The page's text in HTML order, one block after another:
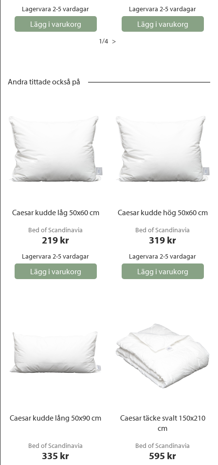
Lagervara 2-5 vardagar
Lägg i varukorg
Lagervara 2-5 vardagar
Lägg i varukorg
1/4 >
Andra tittade också på
Caesar kudde låg 50x60 cm
Bed of Scandinavia
219 kr
Lagervara 2-5 vardagar
Lägg i varukorg
Caesar kudde hög 50x60 cm
Bed of Scandinavia
319 kr
Lagervara 2-5 vardagar
Lägg i varukorg
Caesar kudde lång 50x90 cm
Bed of Scandinavia
335 kr
Caesar täcke svalt 150x210
cm
Bed of Scandinavia
595 kr